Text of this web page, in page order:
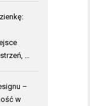
…
–
w